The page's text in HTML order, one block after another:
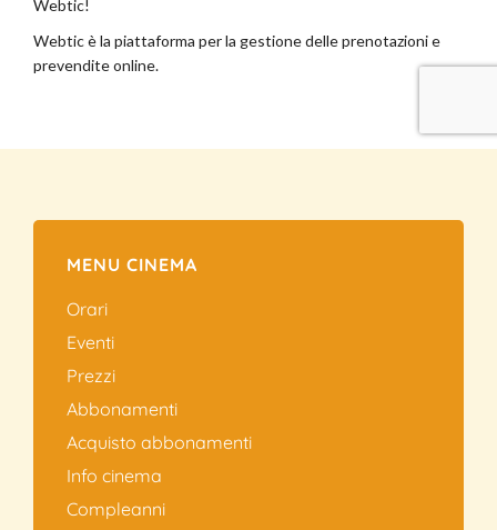
MENU CINEMA
Orari
Eventi
Prezzi
Abbonamenti
Acquisto abbonamenti
Info cinema
Compleanni